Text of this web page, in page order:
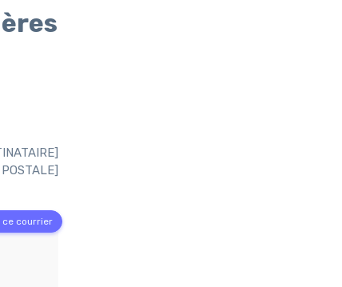
ce courrier